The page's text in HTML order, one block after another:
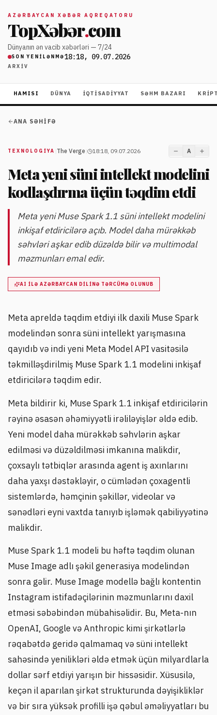
AZƏRBAYCAN XƏBƏR AQREQATORU
TopXəbər.com
Dünyanın ən vacib xəbərləri — 7/24
SON YENILƏNMƏ18:18, 09.07.2026
ARXIV
HAMISI DÜNYA İQTISADIYYAT SƏHM BAZARI
ANA SƏHIFƏ
TEXNOLOGIYA The Verge 18:18, 09.07.2026 A
Meta yeni süni intellekt modelini
kodlaşdırma üçün təqdim etdi
Meta yeni Muse Spark 1.1 süni intellekt modelini
inkişaf etdiricilərə açıb. Model daha mürəkkəb
səhvləri aşkar edib düzəldə bilir və multimodal
məzmunları emal edir.
AI ILƏ AZƏRBAYCAN DILINƏ TƏRCÜMƏ OLUNUB
Meta apreldə təqdim etdiyi ilk daxili Muse Spark
modelindən sonra süni intellekt yarışmasına
qayıdıb və indi yeni Meta Model API vasitəsilə
təkmilləşdirilmiş Muse Spark 1.1 modelini inkişaf
etdiricilərə təqdim edir.
Meta bildirir ki, Muse Spark 1.1 inkişaf etdiricilərin
rəyinə əsasən əhəmiyyətli irəliləyişlər əldə edib.
Yeni model daha mürəkkəb səhvlərin aşkar
edilməsi və düzəldilməsi imkanına malikdir,
çoxsaylı tətbiqlər arasında agent iş axınlarını
daha yaxşı dəstəkləyir, o cümlədən çoxagentli
sistemlərdə, həmçinin şəkillər, videolar və
sənədləri eyni vaxtda tanıyıb işləmək qabiliyyətinə
malikdir.
Muse Spark 1.1 modeli bu həftə təqdim olunan
Muse Image adlı şəkil generasiya modelindən
sonra gəlir. Muse Image modellə bağlı kontentin
Instagram istifadəçilərinin məzmunlarını daxil
etməsi səbəbindən mübahisəlidir. Bu, Meta-nın
OpenAI, Google və Anthropic kimi şirkətlərlə
rəqabətdə geridə qalmamaq və süni intellekt
sahəsində yenilikləri əldə etmək üçün milyardlarla
dollar sərf etdiyi yarışın bir hissəsidir. Xüsusilə,
keçən il aparılan şirkət strukturunda dəyişikliklər
və bir sıra yüksək profilli işə qəbul əməliyyatları bu